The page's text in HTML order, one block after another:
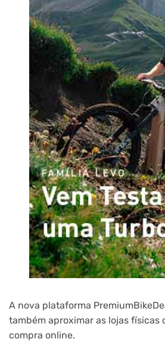
A nova plataforma
também aproximar as lojas físicas
compra online.